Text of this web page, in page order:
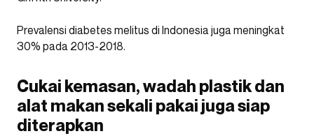
Prevalensi diabetes melitus di Indonesia juga meningkat
30% pada 2013-2018.
Cukai kemasan, wadah plastik dan
alat makan sekali pakai juga siap
diterapkan